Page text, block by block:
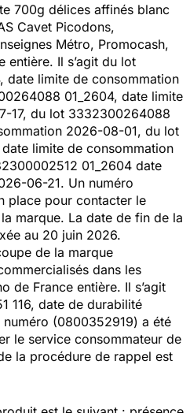
700g délices affinés blanc
Cavet Picodons,
Métro, Promocash,
entière. Il s’agit du lot
date limite de consommation
01_2604, date limite
17, du lot 3332300264088
2026-08-01, du lot
limite de consommation
01_2604 date
06-21. Un numéro
place pour contacter le
marque. La date de fin de la
au 20 juin 2026.
de la marque
dans les
de France entière. Il s’agit
116, date de durabilité
(0800352919) a été
le service consommateur de
la procédure de rappel est